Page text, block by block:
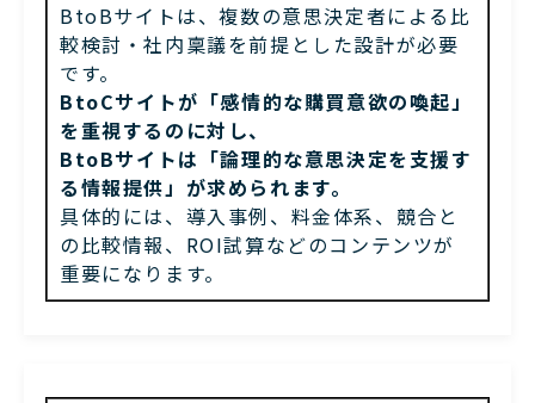
BtoBサイトは、複数の意思決定者による比
較検討・社内稟議を前提とした設計が必要
です。
BtoCサイトが「感情的な購買意欲の喚起」
を重視するのに対し、
BtoBサイトは「論理的な意思決定を支援す
る情報提供」が求められます。
具体的には、導入事例、料金体系、競合と
の比較情報、ROI試算などのコンテンツが
重要になります。